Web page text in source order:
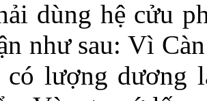
dùng hệ cửu
như sau: Vì
có lượng dương